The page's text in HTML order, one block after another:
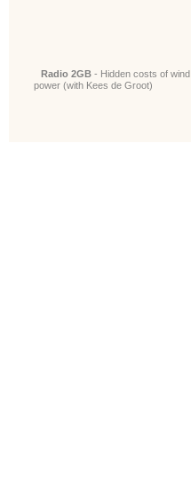
Radio 2GB - Hidden costs of wind
power (with Kees de Groot)